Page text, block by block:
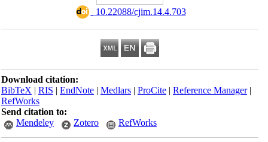
‎ 10.22088/cjim.14.4.703
Download citation:
BibTeX|RIS|EndNote|Medlars|ProCite|Reference Manager
RefWorks
Send citation to:
Mendeley
Zotero RefWorks